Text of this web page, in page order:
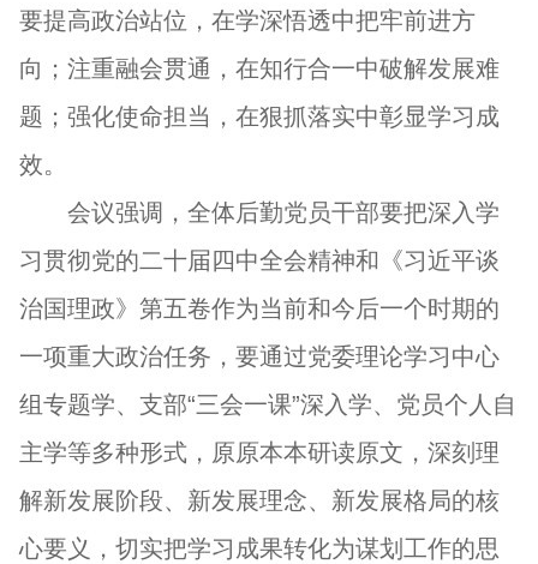
要提高政治站位，在学深悟透中把牢前进方
向；注重融会贯通，在知行合一中破解发展难
题；强化使命担当，在狠抓落实中彰显学习成
效。
会议强调，全体后勤党员干部要把深入学
习贯彻党的二十届四中全会精神和《习近平谈
治国理政》第五卷作为当前和今后一个时期的
一项重大政治任务，要通过党委理论学习中心
组专题学、支部“三会一课”深入学、党员个人自
主学等多种形式，原原本本研读原文，深刻理
解新发展阶段、新发展理念、新发展格局的核
心要义，切实把学习成果转化为谋划工作的思